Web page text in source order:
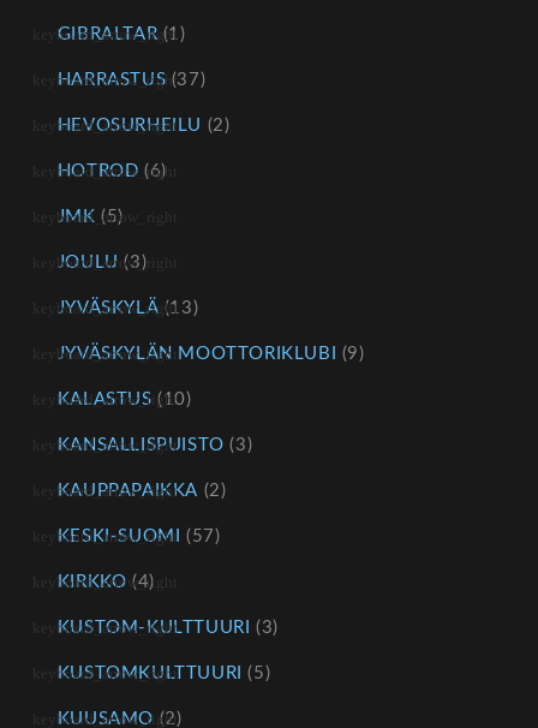
GIBRALTAR(1)
HARRASTUS (37)
HEVOSURHEILU (2)
HOTROD (6)
JMK (5)
JOULU (3)
JYVÄSKYLÄ(13)
JYVÄSKYLÄN MOOTTORIKLUBI (9)
KALASTUS (10)
KANSALLISPUISTO (3)
KAUPPAPAIKKA (2)
KESKI-SUOMI (57)
KIRKKO (4)
KUSTOM-KULTTUURI (3)
KUSTOMKULTTUURI (5)
KUUSAMO (2)